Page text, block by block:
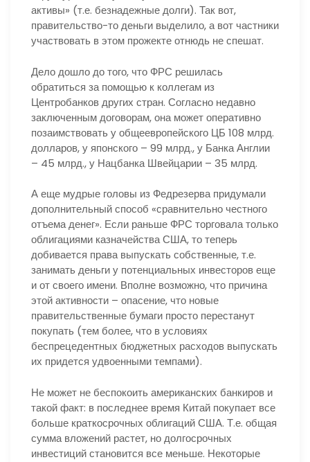
активы» (т.е. безнадежные долги). Так вот,
правительство-то деньги выделило, а вот частники
участвовать в этом прожекте отнюдь не спешат.
Дело дошло до того, что ФРС решилась
обратиться за помощью к коллегам из
Центробанков других стран. Согласно недавно
заключенным договорам, она может оперативно
позаимствовать у общеевропейского ЦБ 108 млрд.
долларов, у японского – 99 млрд., у Банка Англии
– 45 млрд., у Нацбанка Швейцарии – 35 млрд.
А еще мудрые головы из Федрезерва придумали
дополнительный способ «сравнительно честного
отъема денег». Если раньше ФРС торговала только
облигациями казначейства США, то теперь
добивается права выпускать собственные, т.е.
занимать деньги у потенциальных инвесторов еще
и от своего имени. Вполне возможно, что причина
этой активности – опасение, что новые
правительственные бумаги просто перестанут
покупать (тем более, что в условиях
беспрецедентных бюджетных расходов выпускать
их придется удвоенными темпами).
Не может не беспокоить американских банкиров и
такой факт: в последнее время Китай покупает все
больше краткосрочных облигаций США. Т.е. общая
сумма вложений растет, но долгосрочных
инвестиций становится все меньше. Некоторые